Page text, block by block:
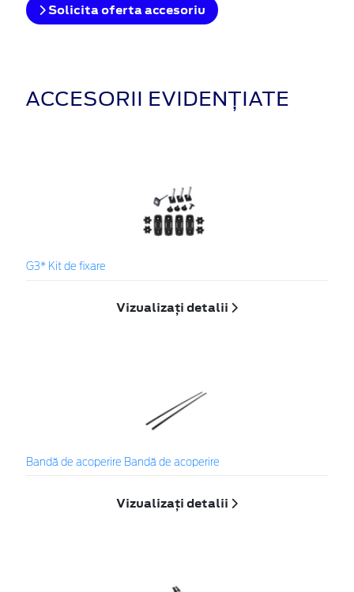
Solicita oferta accesoriu
ACCESORII EVIDENȚIATE
G3* Kit de fixare
Vizualizați detalii
Bandă de acoperire Bandă de acoperire
Vizualizați detalii